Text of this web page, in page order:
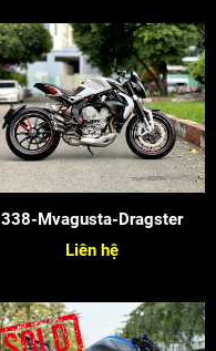
338-Mvagusta-Dragster
Liên hệ